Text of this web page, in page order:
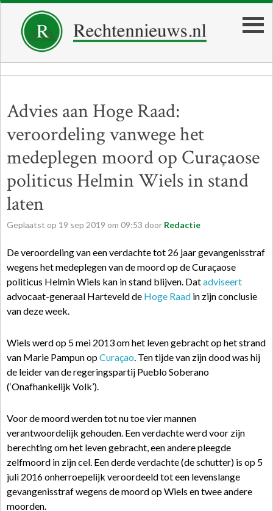
Advies aan Hoge Raad:
veroordeling vanwege het
medeplegen moord op Curaçaose
politicus Helmin Wiels in stand
laten
Geplaatst op 19 sep 2019 om 09:53 door Redactie
De veroordeling van een verdachte tot 26 jaar gevangenisstraf
wegens het medeplegen van de moord op de Curaçaose
politicus Helmin Wiels kan in stand blijven. Datadviseert
advocaat-generaal Harteveld de Hoge Raad in zijn conclusie
van deze week.
Wiels werd op 5 mei 2013 om het leven gebracht op het strand
van Marie Pampun opCuraçao. Ten tijde van zijn dood was hij
de leider van de regeringspartij Pueblo Soberano
(‘Onafhankelijk Volk’).
Voor de moord werden tot nu toe vier mannen
verantwoordelijk gehouden. Een verdachte werd voor zijn
berechting om het leven gebracht, een andere pleegde
zelfmoord in zijn cel. Een derde verdachte (de schutter) is op 5
juli 2016 onherroepelijk veroordeeld tot een levenslange
gevangenisstraf wegens de moord op Wiels en twee andere
moorden.